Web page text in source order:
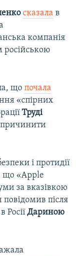
сказала в
компанія
російською
що почала
«спірних
Труді
і протидії
що «Apple
за вказівкою
повідомив після
Росії Дариною